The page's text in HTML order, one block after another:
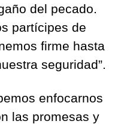
del pecado.
partícipes de
firme hasta
seguridad”.
enfocarnos
las promesas y